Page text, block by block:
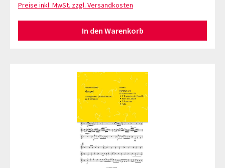
Preise inkl. MwSt. zzgl. Versandkosten
In den Warenkorb